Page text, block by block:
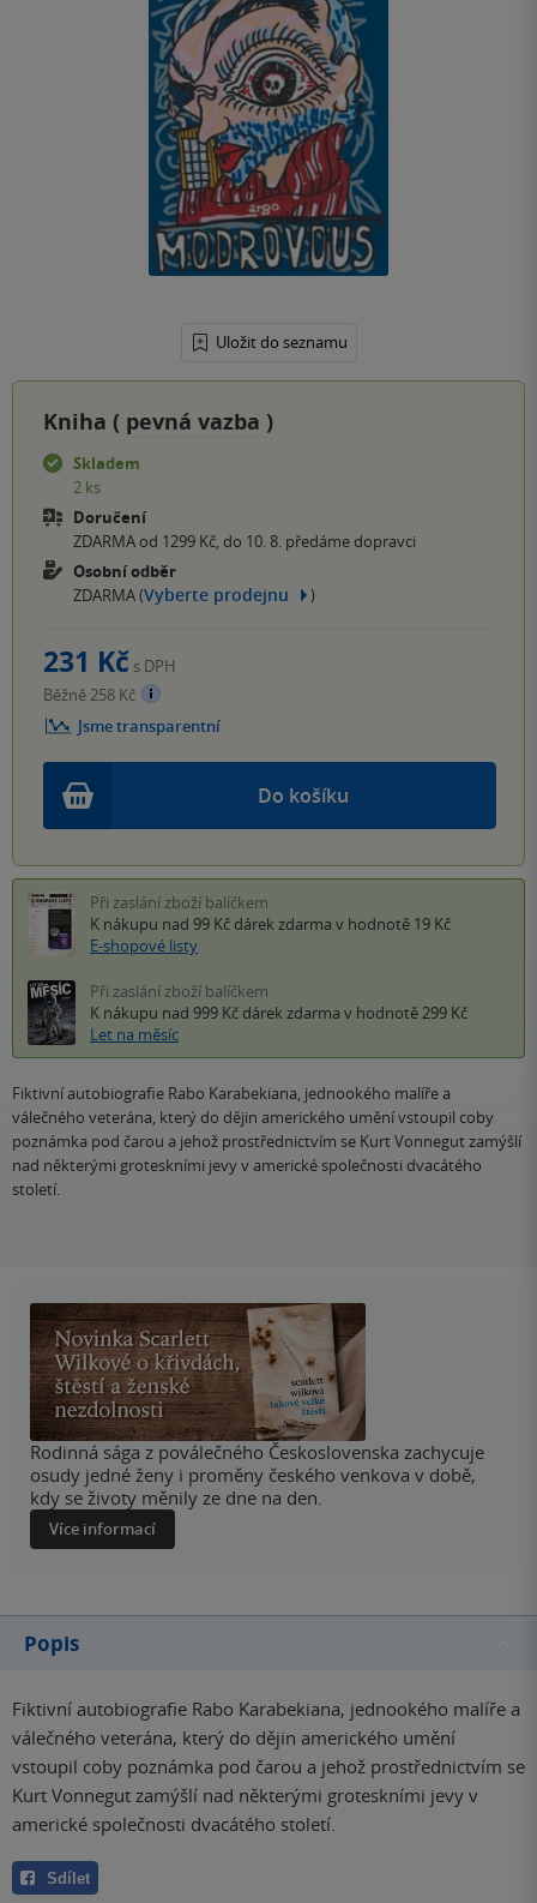
Uložit do seznamu
Kniha ( pevná vazba )
Skladem
2 ks
Doručení
ZDARMA od 1299 Kč, do 10. 8. předáme dopravci
Osobní odběr
ZDARMA (Vyberte prodejnu )
Do košíku
231 Kč s DPH
Běžně 258 Kč
Jsme transparentní
Při zaslání zboží balíčkem
K nákupu nad 99 Kč dárek zdarma v hodnotě 19 Kč
E-shopové listy
Při zaslání zboží balíčkem
K nákupu nad 999 Kč dárek zdarma v hodnotě 299 Kč
Let na měsíc
Fiktivní autobiografie Rabo Karabekiana, jednookého malíře a
válečného veterána, který do dějin amerického umění vstoupil coby
poznámka pod čarou a jehož prostřednictvím se Kurt Vonnegut zamýšlí
nad některými groteskními jevy v americké společnosti dvacátého
století.
Rodinná sága z poválečného Československa zachycuje
osudy jedné ženy i proměny českého venkova v době,
kdy se životy měnily ze dne na den.
Více informací
Popis
Fiktivní autobiografie Rabo Karabekiana, jednookého malíře a
válečného veterána, který do dějin amerického umění
vstoupil coby poznámka pod čarou a jehož prostřednictvím se
Kurt Vonnegut zamýšlí nad některými groteskními jevy v
americké společnosti dvacátého století.
Sdílet